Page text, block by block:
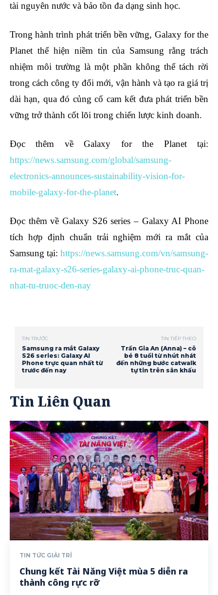
tài nguyên nước và bảo tồn đa dạng sinh học.
Trong hành trình phát triển bền vững, Galaxy for the
Planet thể hiện niềm tin của Samsung rằng trách
nhiệm môi trường là một phần không thể tách rời
trong cách công ty đổi mới, vận hành và tạo ra giá trị
dài hạn, qua đó củng cố cam kết đưa phát triển bền
vững trở thành cốt lõi trong chiến lược kinh doanh.
Đọc thêm về Galaxy for the Planet tại:
https://news.samsung.com/global/samsung-
electronics-announces-sustainability-vision-for-
mobile-galaxy-for-the-planet.
Đọc thêm về Galaxy S26 series – Galaxy AI Phone
tích hợp định chuẩn trải nghiệm mới ra mắt của
Samsung tại: https://news.samsung.com/vn/samsung-
ra-mat-galaxy-s26-series-galaxy-ai-phone-truc-quan-
nhat-tu-truoc-den-nay
TIN TRƯỚC
Samsung ra mắt Galaxy
S26 series: Galaxy AI
Phone trực quan nhất từ
trước đến nay
TIN TIẾP THEO
Trần Gia An (Anna) – cô
bé 8 tuổi từ nhút nhát
đến những bước catwalk
tự tin trên sân khấu
Tin Liên Quan
TIN TỨC GIẢI TRÍ
Chung kết Tài Năng Việt mùa 5 diễn ra
thành công rực rỡ